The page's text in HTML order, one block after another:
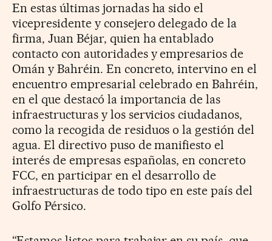
En estas últimas jornadas ha sido el
vicepresidente y consejero delegado de la
firma, Juan Béjar, quien ha entablado
contacto con autoridades y empresarios de
Omán y Bahréin. En concreto, intervino en el
encuentro empresarial celebrado en Bahréin,
en el que destacó la importancia de las
infraestructuras y los servicios ciudadanos,
como la recogida de residuos o la gestión del
agua. El directivo puso de manifiesto el
interés de empresas españolas, en concreto
FCC, en participar en el desarrollo de
infraestructuras de todo tipo en este país del
Golfo Pérsico.